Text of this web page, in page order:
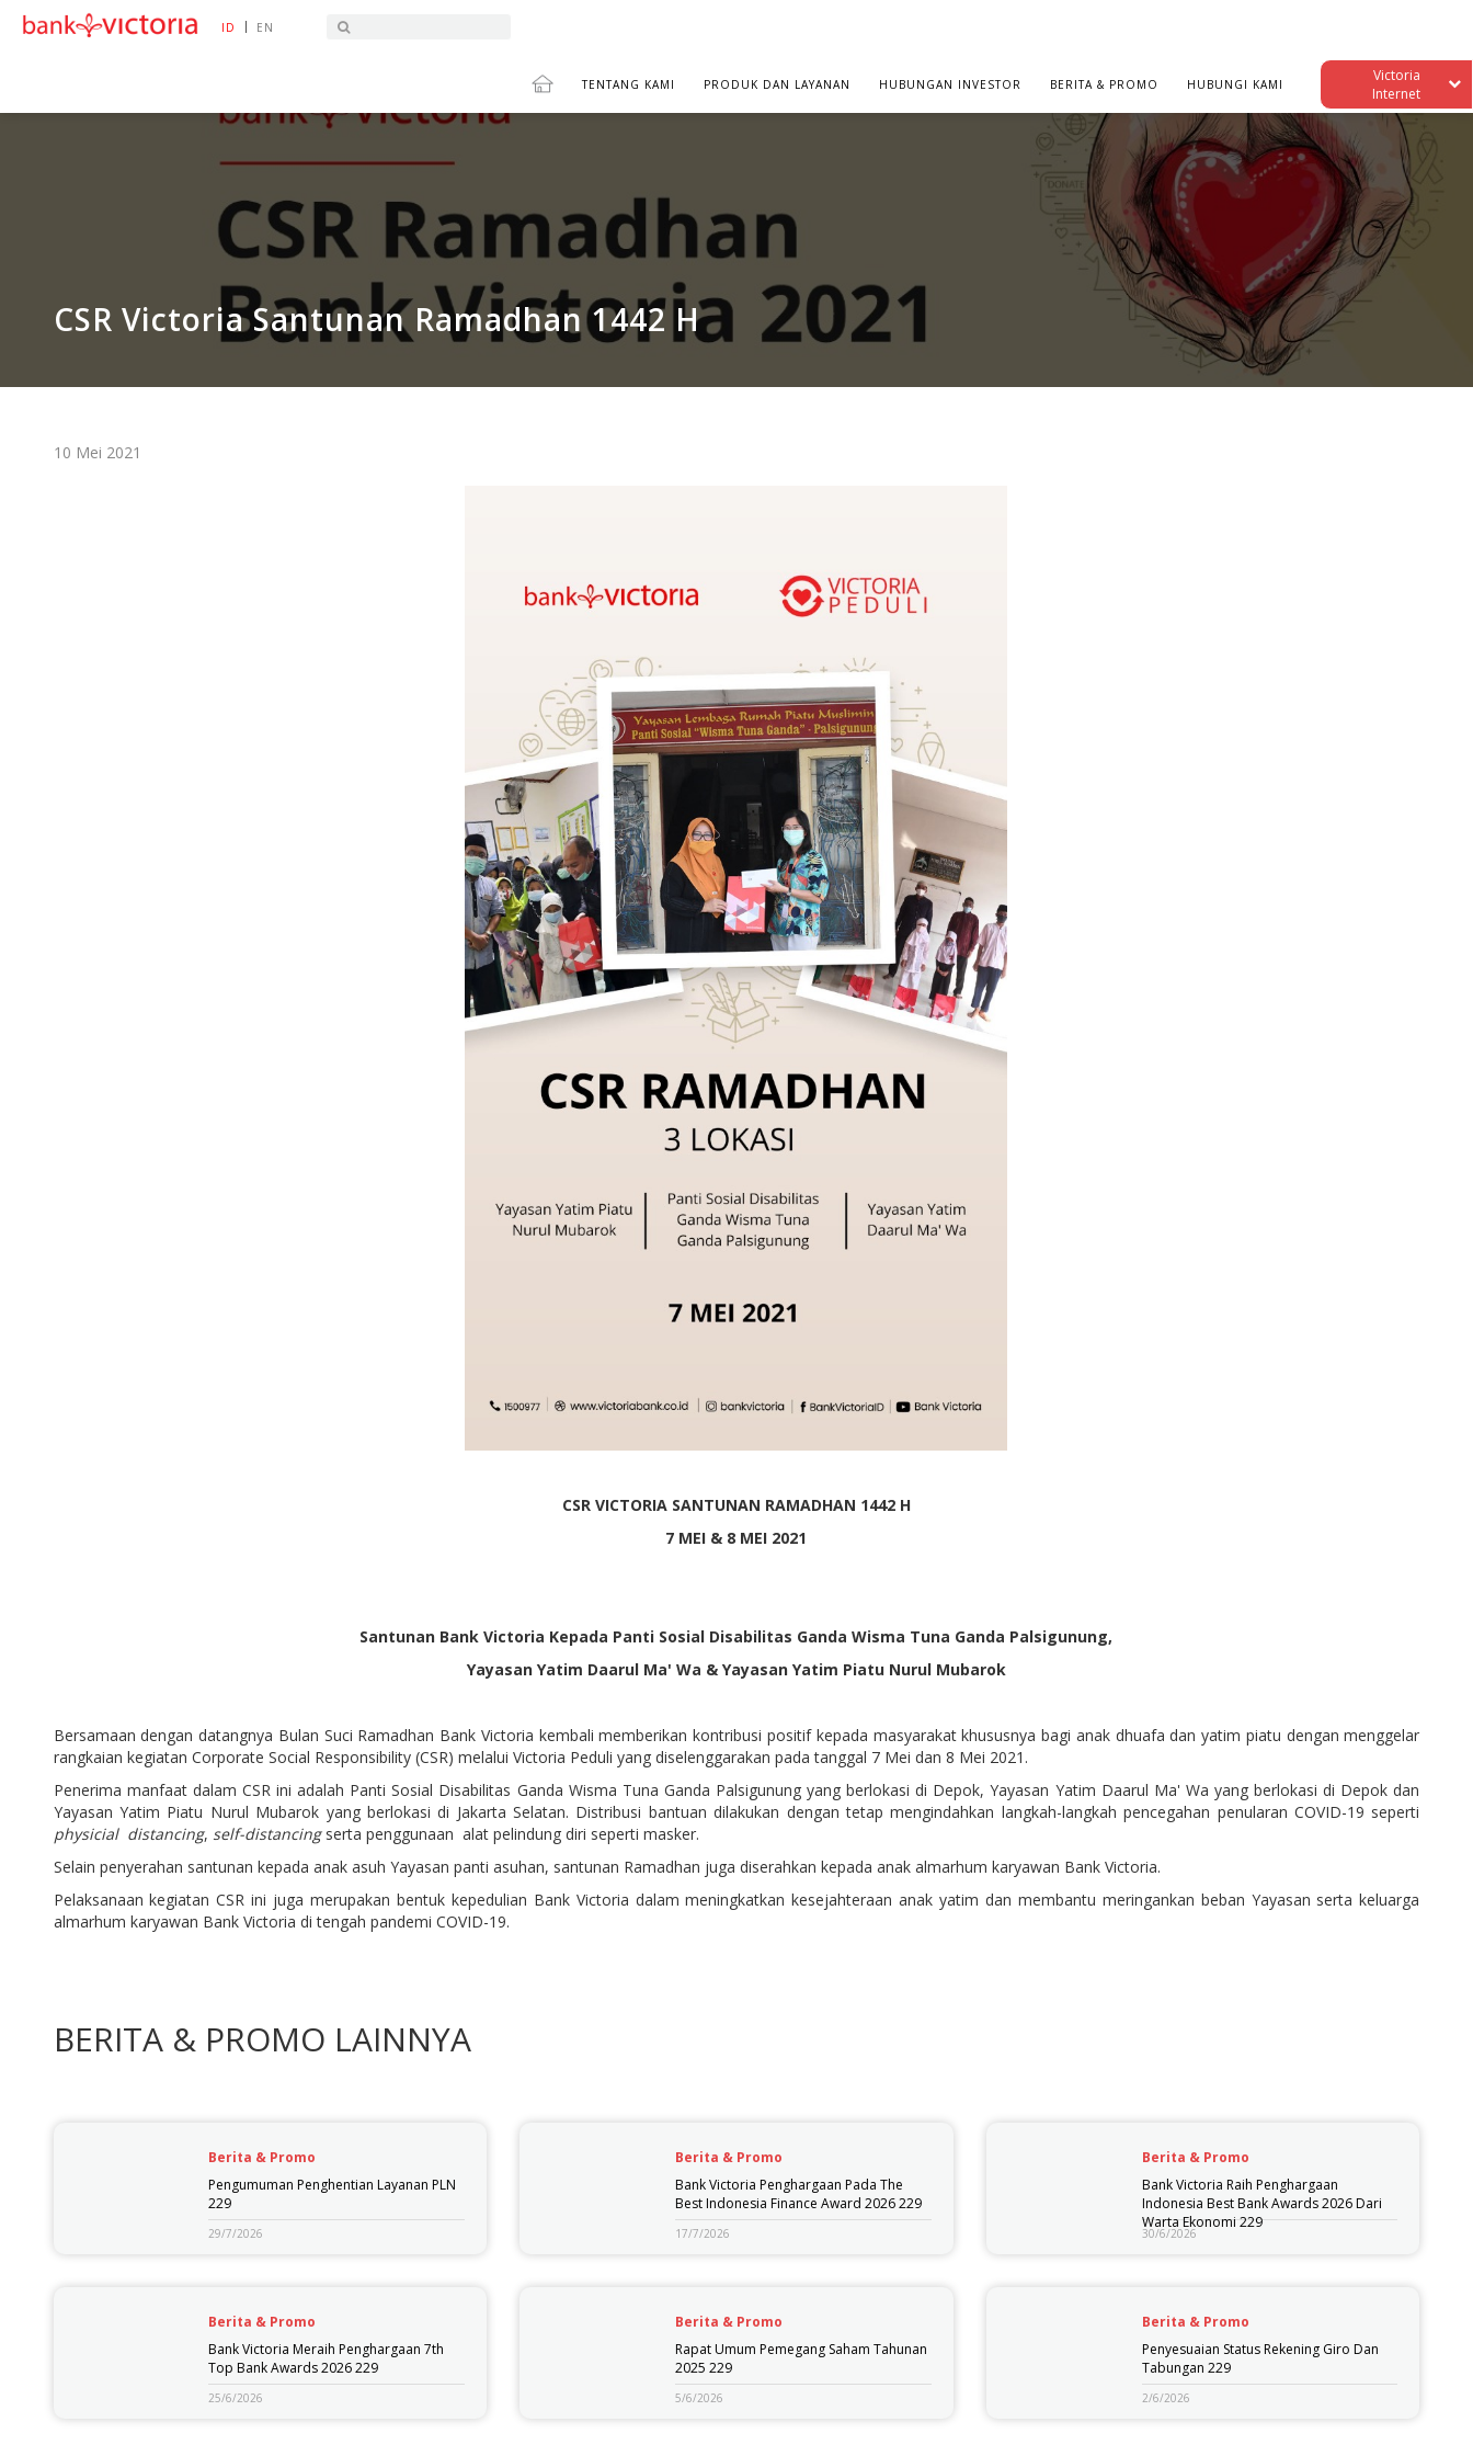
ID | EN
TENTANG KAMI PRODUK DAN LAYANAN HUBUNGAN INVESTOR BERITA & PROMO HUBUNGI KAMI
Victoria
Internet
CSR Victoria Santunan Ramadhan 1442 H
10 Mei 2021
CSR VICTORIA SANTUNAN RAMADHAN 1442H
7 MEI & 8 MEI 2021
Santunan Bank Victoria Kepada Panti Sosial Disabilitas Ganda Wisma Tuna Ganda Palsigunung,
Yayasan Yatim Daarul Ma' Wa & Yayasan Yatim Piatu Nurul Mubarok
Bersamaan dengan datangnya Bulan Suci Ramadhan Bank Victoria kembali memberikan kontribusi positif kepada masyarakat khususnya bagi anak dhuafa dan yatim piatu dengan menggelar
rangkaian kegiatan Corporate Social Responsibility (CSR) melalui Victoria Peduli yang diselenggarakan pada tanggal 7 Mei dan 8 Mei 2021.
Penerima manfaat dalam CSR ini adalah Panti Sosial Disabilitas Ganda Wisma Tuna Ganda Palsigunung yang berlokasi di Depok, Yayasan Yatim Daarul Ma' Wa yang berlokasi di Depok dan
Yayasan Yatim Piatu Nurul Mubarok yang berlokasi di Jakarta Selatan. Distribusi bantuan dilakukan dengan tetap mengindahkan langkah-langkah pencegahan penularan COVID-19 seperti
physicial distancing, self-distancingserta penggunaan alat pelindung diri seperti masker.
Selain penyerahan santunan kepada anak asuh Yayasan panti asuhan, santunan Ramadhan juga diserahkan kepada anak almarhum karyawan Bank Victoria.
Pelaksanaan kegiatan CSR ini juga merupakan bentuk kepedulian Bank Victoria dalam meningkatkan kesejahteraan anak yatim dan membantu meringankan beban Yayasan serta keluarga
almarhum karyawan Bank Victoria di tengah pandemi COVID-19.
BERITA & PROMO LAINNYA
Berita & Promo
Pengumuman Penghentian Layanan PLN
229
29/7/2026
Berita & Promo
Bank Victoria Penghargaan Pada The
Best Indonesia Finance Award 2026 229
17/7/2026
Berita & Promo
Bank Victoria Raih Penghargaan
Indonesia Best Bank Awards 2026 Dari
Warta Ekonomi 229
30/6/2026
Berita & Promo
Bank Victoria Meraih Penghargaan 7th
Top Bank Awards 2026 229
25/6/2026
Berita & Promo
Rapat Umum Pemegang Saham Tahunan
2025 229
5/6/2026
Berita & Promo
Penyesuaian Status Rekening Giro Dan
Tabungan 229
2/6/2026